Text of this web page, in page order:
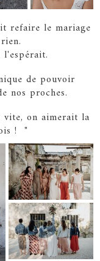
refaire le mariage
l'espérait.
de pouvoir
nos proches.
vite, on aimerait la
! "